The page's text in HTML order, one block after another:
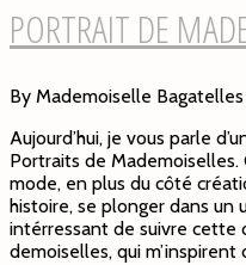
PORTRAIT DE
By Mademoiselle Bagatelles
Aujourd’hui, je vous parle
Portraits de Mademoiselles.
mode, en plus du côté
histoire, se plonger dans un
intérressant de suivre cette
demoiselles, qui m’inspirent